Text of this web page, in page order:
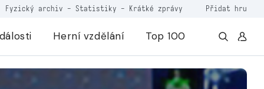
Fyzický archiv - Statistiky - Krátké zprávy Přidat hru
Herní vzdělání Top 100